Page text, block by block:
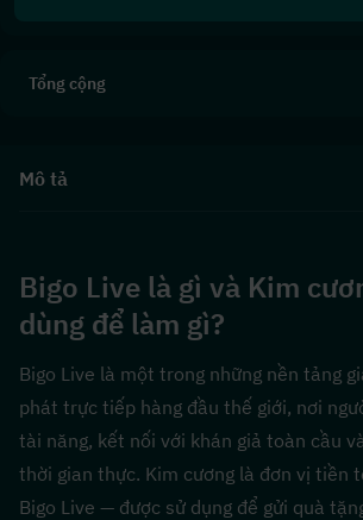
Tổng cộng
Mô tả
Bigo Live là gì và Kim
dùng để làm gì?
Bigo Live là một trong những nền tảng
phát trực tiếp hàng đầu thế giới, nơi
tài năng, kết nối với khán giả toàn cầu
thời gian thực. Kim cương là đơn vị tiền
Bigo Live — được sử dụng để gửi quà